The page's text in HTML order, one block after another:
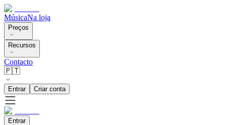
MúsicaNa loja
Preços
Recursos
Contacto
🇵🇹
Entrar Criar conta
Entrar